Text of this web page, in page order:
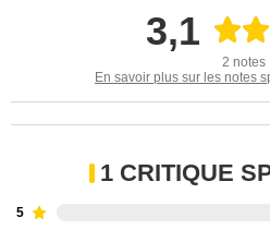
3,1
2 notes
En savoir plus sur les notes
1 CRITIQUE
5